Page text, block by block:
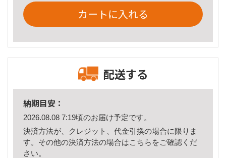
カートに入れる
配送する
納期目安：
2026.08.08 7:19頃のお届け予定です。
決済方法が、クレジット、代金引換の場合に限りま
す。その他の決済方法の場合はこちら をご確認くだ
さい。